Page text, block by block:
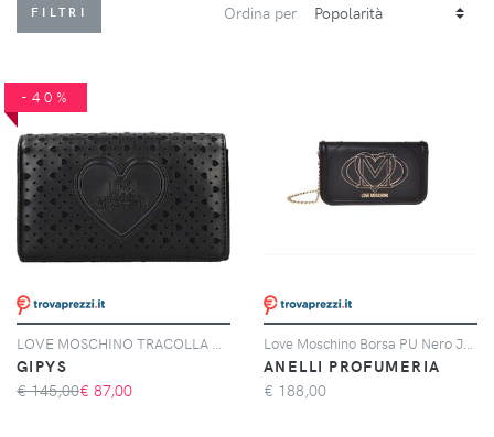
FILTRI Ordina per
-40%
GIPYS
€ 145,00€ 87,00
ANELLI PROFUMERIA
€ 188,00